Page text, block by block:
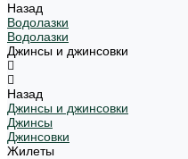
Назад
Водолазки
Водолазки
Джинсы и джинсовки
Назад
Джинсы и джинсовки
Джинсы
Джинсовки
Жилеты